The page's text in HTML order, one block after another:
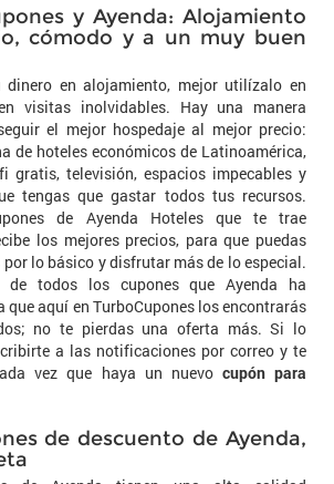
y Ayenda: Alojamiento
cómodo y a un muy buen
en alojamiento, mejor utilízalo en
visitas inolvidables. Hay una manera
el mejor hospedaje al mejor precio:
de hoteles económicos de Latinoamérica,
gratis, televisión, espacios impecables y
tengas que gastar todos tus recursos.
de Ayenda Hoteles que te trae
los mejores precios, para que puedas
lo básico y disfrutar más de lo especial.
todos los cupones que Ayenda ha
que aquí en TurboCupones los encontrarás
no te pierdas una oferta más. Si lo
a las notificaciones por correo y te
vez que haya un nuevo cupón para
de descuento de Ayenda,